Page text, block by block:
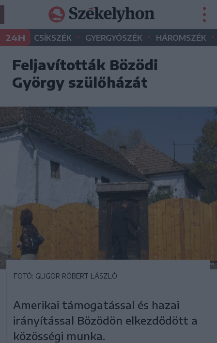
24H CSÍKSZÉK • GYERGYÓSZÉK • HÁROMSZÉK •
Feljavították Bözödi
György szülőházát
FOTÓ: GLIGOR RÓBERT LÁSZLÓ
Amerikai támogatással és hazai
irányítással Bözödön elkezdődött a
közösségi munka.